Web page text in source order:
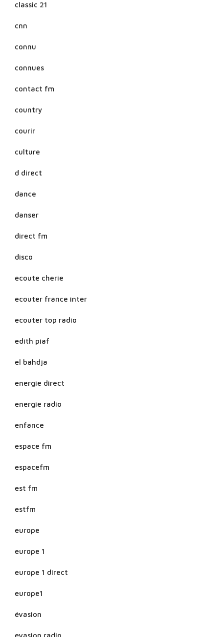
classic 21
cnn
connu
connues
contact fm
country
courir
culture
d direct
dance
danser
direct fm
disco
ecoute cherie
ecouter france inter
ecouter top radio
edith piaf
el bahdja
energie direct
energie radio
enfance
espace fm
espacefm
est fm
estfm
europe
europe 1
europe 1 direct
europe1
évasion
evasion radio